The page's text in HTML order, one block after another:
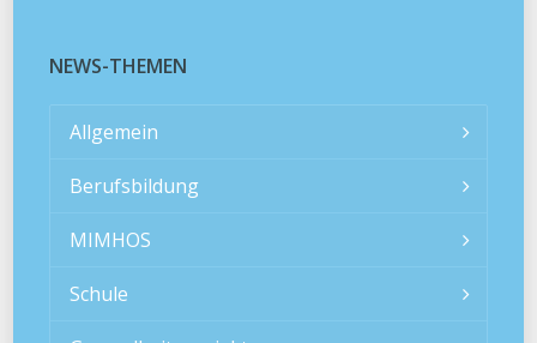
NEWS-THEMEN
Allgemein
Berufsbildung
MIMHOS
Schule